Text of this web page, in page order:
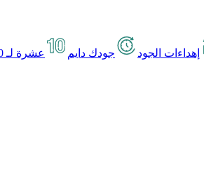
إهداءات الجود جودك دايم عشرة لـ 10